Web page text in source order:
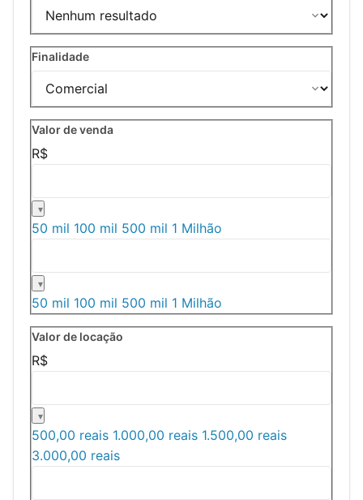
Finalidade
Valor de venda
R$
50 mil 100 mil 500 mil 1 Milhão
50 mil 100 mil 500 mil 1 Milhão
Valor de locação
R$
500,00 reais 1.000,00 reais 1.500,00 reais
3.000,00 reais